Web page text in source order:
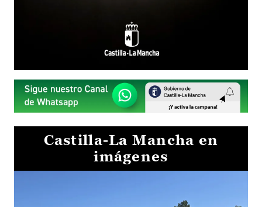
Castilla-La Mancha en
imágenes